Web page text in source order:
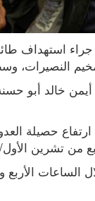
النصيرات،